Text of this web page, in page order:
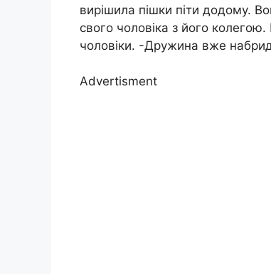
вирішила пішки піти додому.
свого чоловіка з його
чоловіки. -Дружина вже
Advertisment